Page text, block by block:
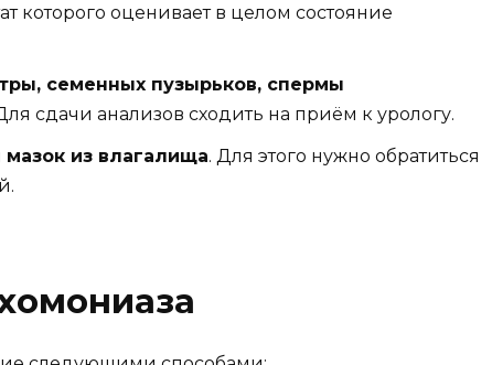
которого оценивает в целом состояние
семенных пузырьков, спермы
сдачи анализов сходить на приём к урологу.
из влагалища. Для этого нужно обратиться